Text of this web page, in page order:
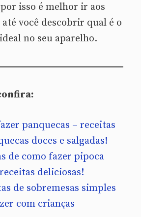
isso é melhor ir aos
você descobrir qual é o
no seu aparelho.
panquecas – receitas
doces e salgadas!
de como fazer pipoca
deliciosas!
de sobremesas simples
com crianças